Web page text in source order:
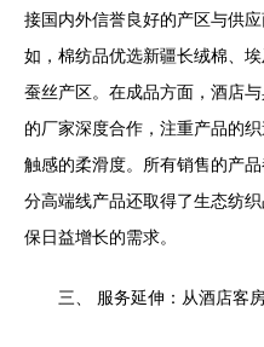
接国内外信誉良好的产区与供
如，棉纺品优选新疆长绒棉、
蚕丝产区。在成品方面，酒店
的厂家深度合作，注重产品的
触感的柔滑度。所有销售的产
分高端线产品还取得了生态纺
保日益增长的需求。
三、 服务延伸：从酒店客